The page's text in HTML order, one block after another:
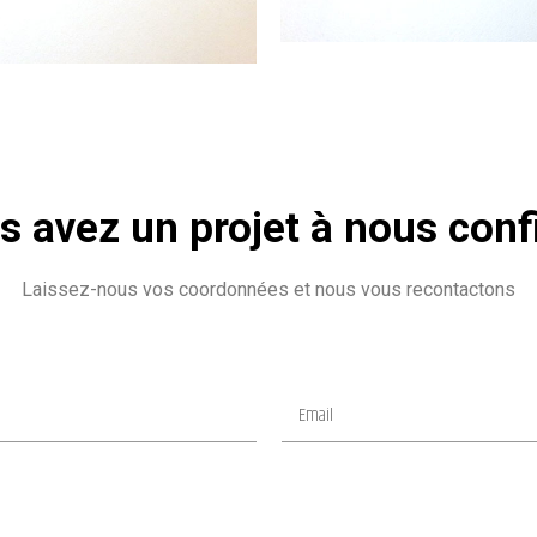
avez un projet à nous
Laissez-nous vos coordonnées et nous vous recontactons